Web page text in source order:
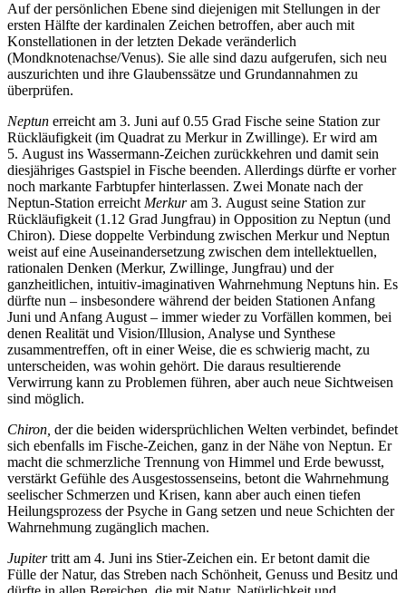
Auf der persönlichen Ebene sind diejenigen mit Stellungen in der
ersten Hälfte der kardinalen Zeichen betroffen, aber auch mit
Konstellationen in der letzten Dekade veränderlich
(Mondknotenachse/Venus). Sie alle sind dazu aufgerufen, sich neu
auszurichten und ihre Glaubenssätze und Grundannahmen zu
überprüfen.
Neptun erreicht am 3. Juni auf 0.55 Grad Fische seine Station zur
Rückläufigkeit (im Quadrat zu Merkur in Zwillinge). Er wird am
5. August ins Wassermann-Zeichen zurückkehren und damit sein
diesjähriges Gastspiel in Fische beenden. Allerdings dürfte er vorher
noch markante Farbtupfer hinterlassen. Zwei Monate nach der
Neptun-Station erreicht Merkuram 3. August seine Station zur
Rückläufigkeit (1.12 Grad Jungfrau) in Opposition zu Neptun (und
Chiron). Diese doppelte Verbindung zwischen Merkur und Neptun
weist auf eine Auseinandersetzung zwischen dem intellektuellen,
rationalen Denken (Merkur, Zwillinge, Jungfrau) und der
ganzheitlichen, intuitiv-imaginativen Wahrnehmung Neptuns hin. Es
dürfte nun – insbesondere während der beiden Stationen Anfang
Juni und Anfang August – immer wieder zu Vorfällen kommen, bei
denen Realität und Vision/Illusion, Analyse und Synthese
zusammentreffen, oft in einer Weise, die es schwierig macht, zu
unterscheiden, was wohin gehört. Die daraus resultierende
Verwirrung kann zu Problemen führen, aber auch neue Sichtweisen
sind möglich.
Chiron, der die beiden widersprüchlichen Welten verbindet, befindet
sich ebenfalls im Fische-Zeichen, ganz in der Nähe von Neptun. Er
macht die schmerzliche Trennung von Himmel und Erde bewusst,
verstärkt Gefühle des Ausgestossenseins, betont die Wahrnehmung
seelischer Schmerzen und Krisen, kann aber auch einen tiefen
Heilungsprozess der Psyche in Gang setzen und neue Schichten der
Wahrnehmung zugänglich machen.
Jupitertritt am 4. Juni ins Stier-Zeichen ein. Er betont damit die
Fülle der Natur, das Streben nach Schönheit, Genuss und Besitz und